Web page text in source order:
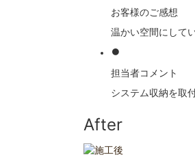
お客様のご感想
温かい空間にして
担当者コメント
システム収納を取
After